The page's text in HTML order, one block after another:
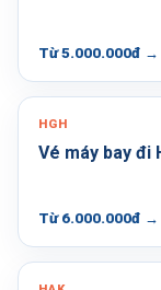
Từ 5.000.000đ →
HGH
Vé máy bay đi
Từ 6.000.000đ →